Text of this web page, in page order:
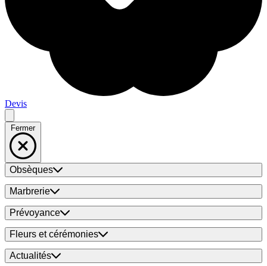
Devis
Fermer
Obsèques
Marbrerie
Prévoyance
Fleurs et cérémonies
Actualités